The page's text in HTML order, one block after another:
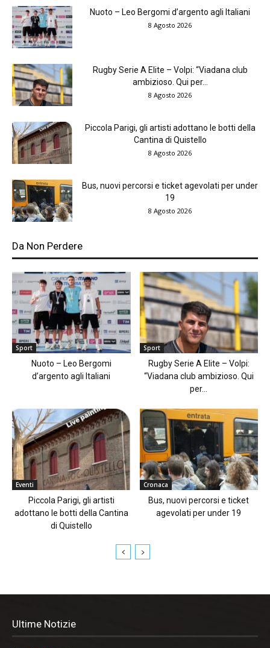
Nuoto – Leo Bergomi d’argento agli Italiani
8 Agosto 2026
Rugby Serie A Elite – Volpi: “Viadana club
ambizioso. Qui per...
8 Agosto 2026
Piccola Parigi, gli artisti adottano le botti della
Cantina di Quistello
8 Agosto 2026
Bus, nuovi percorsi e ticket agevolati per under
19
8 Agosto 2026
Da Non Perdere
Sport
Nuoto – Leo Bergomi
d’argento agli Italiani
Sport
Rugby Serie A Elite – Volpi:
“Viadana club ambizioso. Qui
per...
Eventi
Piccola Parigi, gli artisti
adottano le botti della Cantina
di Quistello
Cronaca
Bus, nuovi percorsi e ticket
agevolati per under 19
Ultime Notizie